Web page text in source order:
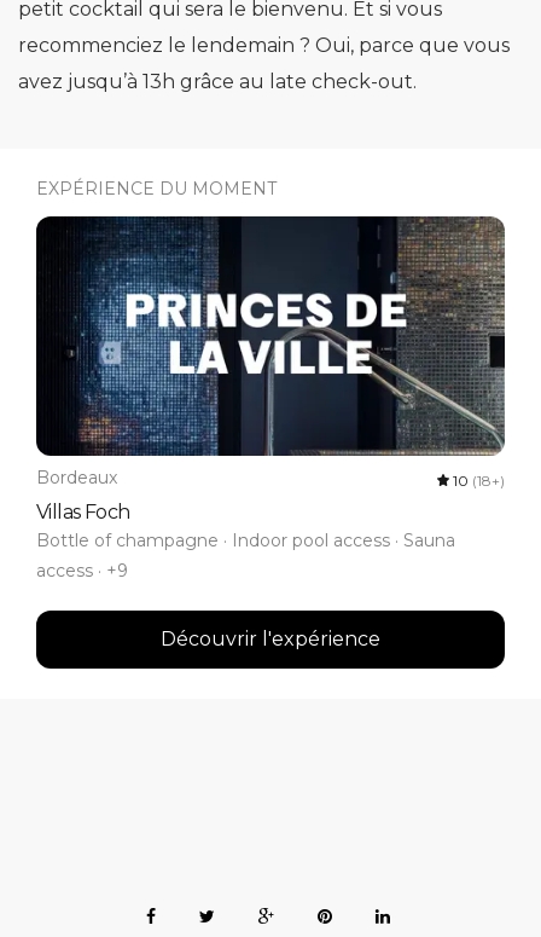
petit cocktail qui sera le bienvenu. Et si vous
recommenciez le lendemain ? Oui, parce que vous
avez jusqu’à 13h grâce au late check-out.
EXPÉRIENCE DU MOMENT
Bordeaux 10 (18+)
Villas Foch
Bottle of champagne · Indoor pool access · Sauna
access · +9
Découvrir l'expérience